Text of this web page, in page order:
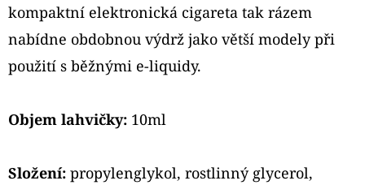
kompaktní elektronická cigareta tak rázem
nabídne obdobnou výdrž jako větší modely při
použití s běžnými e-liquidy.
Objem lahvičky: 10ml
Složení: propylenglykol, rostlinný glycerol,